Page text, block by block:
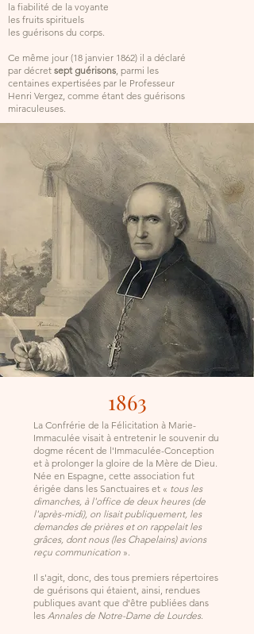
la fiabilité de la voyante
les fruits spirituels
les guérisons du corps.
Ce même jour (18 janvier 1862) il a déclaré
par décret sept guérisons, parmi les
centaines expertisées par le Professeur
Henri Vergez, comme étant des guérisons
miraculeuses.
1863
La Confrérie de la Félicitation à Marie-
Immaculée visait à entretenir le souvenir du
dogme récent de l'Immaculée-Conception
et à prolonger la gloire de la Mère de Dieu.
Née en Espagne, cette association fut
érigée dans les Sanctuaires et « tous les
dimanches, à l'office de deux heures (de
l'après-midi), on lisait publiquement, les
demandes de prières et on rappelait les
grâces, dont nous (les Chapelains) avions
reçu communication ».
Il s'agit, donc, des tous premiers répertoires
de guérisons qui étaient, ainsi, rendues
publiques avant que d'être publiées dans
les Annales de Notre-Dame de Lourdes.